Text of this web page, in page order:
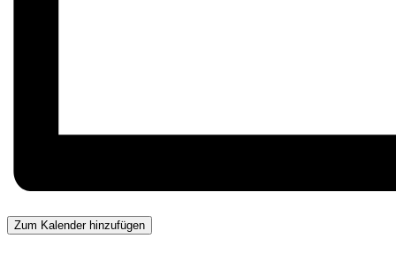
Zum Kalender hinzufügen